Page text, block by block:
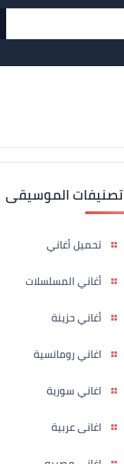
تصنيفات الموسيقى
تحميل أغاني
أغاني المسلسلات
أغاني حزينة
اغاني رومانسية
اغاني سورية
اغانى عربية